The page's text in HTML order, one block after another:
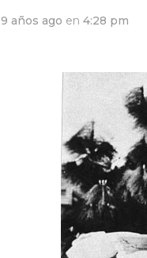
9 años ago en 4:28 pm